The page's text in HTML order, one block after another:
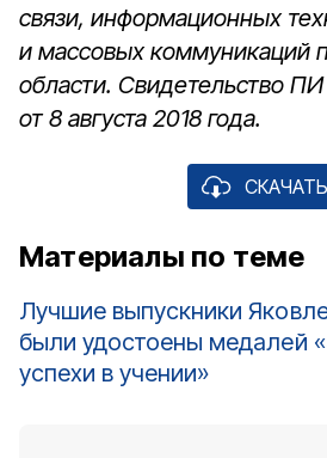
связи, информационных
и массовых коммуникаций
области. Свидетельство
от 8 августа 2018 года.
СКАЧАТЬ
Материалы по теме
Лучшие выпускники
были удостоены медалей
успехи в учении»